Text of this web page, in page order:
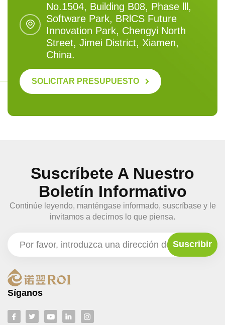
No.1504, Building B08, Phase lll,
Software Park, BRlCS Future
Innovation Park, Chengyi North
Street, Jimei District, Xiamen,
China.
SOLICITAR PRESUPUESTO
Suscríbete A Nuestro
Boletín Informativo
Continúe leyendo, manténgase informado, suscríbase y le
invitamos a decirnos lo que piensa.
Síganos